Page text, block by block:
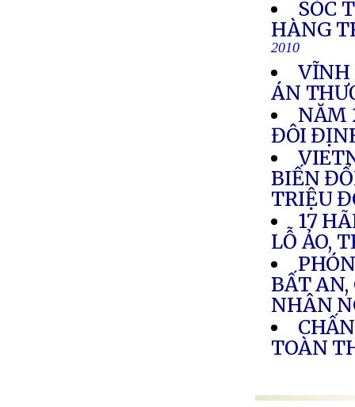
SÓC
HÀNG
2010
VĨNH
ÁN
NĂM
ĐÔI
BIẾN
TRIỆU
17
LỖ ẢO,
BẤT AN,
NHÂN
TOÀN